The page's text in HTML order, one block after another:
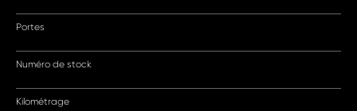
Portes
Numéro de stock
Kilométrage